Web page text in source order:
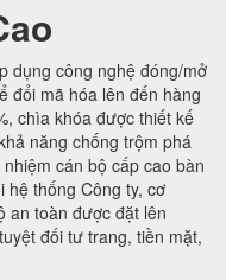
dụng công nghệ đóng/mở
đổi mã hóa lên đến hàng
chìa khóa được thiết kế
năng chống trộm phá
cán bộ cấp cao bàn
hệ thống Công ty, cơ
an toàn được đặt lên
đối tư trang, tiền mặt,